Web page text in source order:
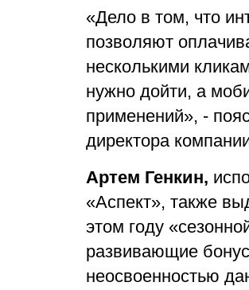
«Дело в том, что
позволяют
несколькими
нужно дойти, а
применений», -
директора
Артем Генкин,
«Аспект», также
этом году
развивающие
неосвоенностью